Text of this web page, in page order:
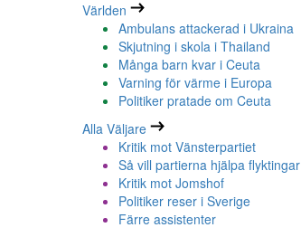
Världen
Ambulans attackerad i Ukraina
Skjutning i skola i Thailand
Många barn kvar i Ceuta
Varning för värme i Europa
Politiker pratade om Ceuta
Alla Väljare
Kritik mot Vänsterpartiet
Så vill partierna hjälpa flyktingar
Kritik mot Jomshof
Politiker reser i Sverige
Färre assistenter